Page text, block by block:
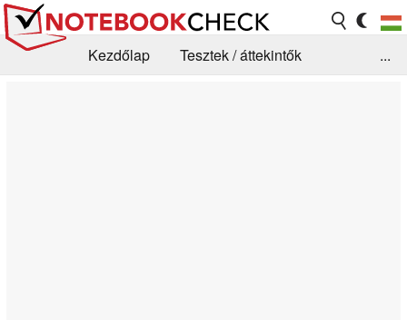
Kezdőlap
Tesztek / áttekintők
...